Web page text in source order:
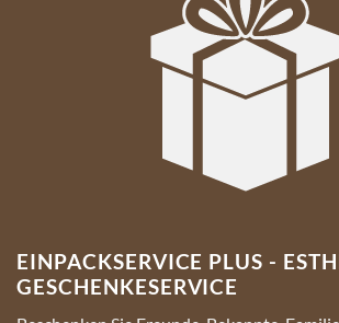
EINPACKSERVICE PLUS -
GESCHENKESERVICE